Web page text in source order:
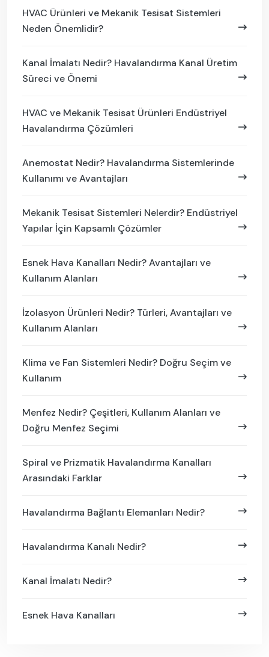
HVAC Ürünleri ve Mekanik Tesisat Sistemleri
Neden Önemlidir?
Kanal İmalatı Nedir? Havalandırma Kanal Üretim
Süreci ve Önemi
HVAC ve Mekanik Tesisat Ürünleri Endüstriyel
Havalandırma Çözümleri
Anemostat Nedir? Havalandırma Sistemlerinde
Kullanımı ve Avantajları
Mekanik Tesisat Sistemleri Nelerdir? Endüstriyel
Yapılar İçin Kapsamlı Çözümler
Esnek Hava Kanalları Nedir? Avantajları ve
Kullanım Alanları
İzolasyon Ürünleri Nedir? Türleri, Avantajları ve
Kullanım Alanları
Klima ve Fan Sistemleri Nedir? Doğru Seçim ve
Kullanım
Menfez Nedir? Çeşitleri, Kullanım Alanları ve
Doğru Menfez Seçimi
Spiral ve Prizmatik Havalandırma Kanalları
Arasındaki Farklar
Havalandırma Bağlantı Elemanları Nedir?
Havalandırma Kanalı Nedir?
Kanal İmalatı Nedir?
Esnek Hava Kanalları